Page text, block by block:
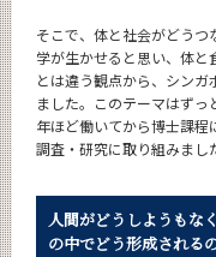
そこで、体と社会がどう
学が生かせると思い、体
とは違う観点から、シン
ました。このテーマはずっ
年ほど働いてから博士課
調査・研究に取り組みまし
人間がどうしようもな
の中でどう形成される